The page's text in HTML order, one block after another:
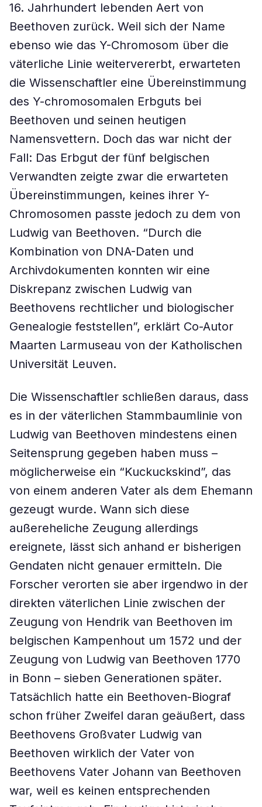
16. Jahrhundert lebenden Aert von
Beethoven zurück. Weil sich der Name
ebenso wie das Y-Chromosom über die
väterliche Linie weitervererbt, erwarteten
die Wissenschaftler eine Übereinstimmung
des Y-chromosomalen Erbguts bei
Beethoven und seinen heutigen
Namensvettern. Doch das war nicht der
Fall: Das Erbgut der fünf belgischen
Verwandten zeigte zwar die erwarteten
Übereinstimmungen, keines ihrer Y-
Chromosomen passte jedoch zu dem von
Ludwig van Beethoven. “Durch die
Kombination von DNA-Daten und
Archivdokumenten konnten wir eine
Diskrepanz zwischen Ludwig van
Beethovens rechtlicher und biologischer
Genealogie feststellen”, erklärt Co-Autor
Maarten Larmuseau von der Katholischen
Universität Leuven.
Die Wissenschaftler schließen daraus, dass
es in der väterlichen Stammbaumlinie von
Ludwig van Beethoven mindestens einen
Seitensprung gegeben haben muss –
möglicherweise ein “Kuckuckskind”, das
von einem anderen Vater als dem Ehemann
gezeugt wurde. Wann sich diese
außereheliche Zeugung allerdings
ereignete, lässt sich anhand er bisherigen
Gendaten nicht genauer ermitteln. Die
Forscher verorten sie aber irgendwo in der
direkten väterlichen Linie zwischen der
Zeugung von Hendrik van Beethoven im
belgischen Kampenhout um 1572 und der
Zeugung von Ludwig van Beethoven 1770
in Bonn – sieben Generationen später.
Tatsächlich hatte ein Beethoven-Biograf
schon früher Zweifel daran geäußert, dass
Beethovens Großvater Ludwig van
Beethoven wirklich der Vater von
Beethovens Vater Johann van Beethoven
war, weil es keinen entsprechenden